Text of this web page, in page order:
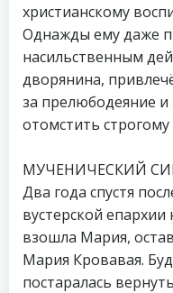
христианскому
Однажды ему даже
насильственным
дворянина,
за прелюбодеяние
отомстить строгому
МУЧЕНИЧЕСКИЙ
Два года спустя
вустерской епархии
взошла Мария,
Мария Кровавая.
постаралась